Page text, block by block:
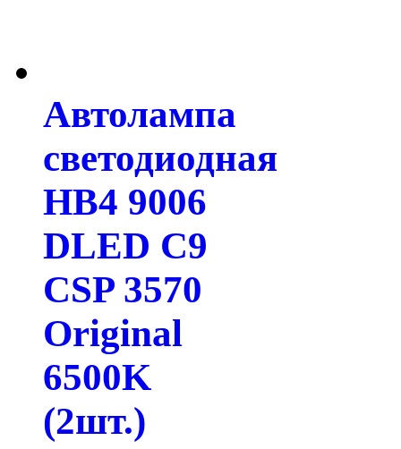
Автолампа
светодиодная
HB4 9006
DLED C9
CSP 3570
Original
6500K
(2шт.)